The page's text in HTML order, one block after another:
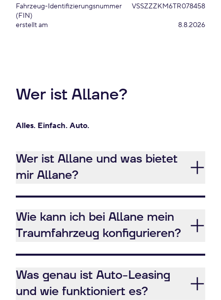
Fahrzeug-Identifizierungsnummer
(FIN)
VSSZZZKM6TR078458
erstellt am 8.8.2026
Wer ist Allane?
Alles. Einfach. Auto.
Wer ist Allane und was bietet
mir Allane?
Wie kann ich bei Allane mein
Traumfahrzeug konfigurieren?
Was genau ist Auto-Leasing
und wie funktioniert es?